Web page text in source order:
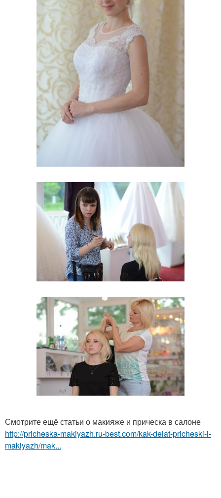
Смотрите ещё статьи о макияже и прическа в салоне
http://pricheska-makiyazh.ru-best.com/kak-delat-pricheski-i-
makiyazh/mak...